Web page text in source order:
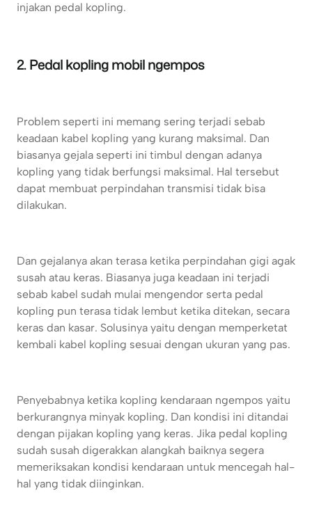
injakan pedal kopling.
2. Pedal kopling mobil ngempos
Problem seperti ini memang sering terjadi sebab
keadaan kabel kopling yang kurang maksimal. Dan
biasanya gejala seperti ini timbul dengan adanya
kopling yang tidak berfungsi maksimal. Hal tersebut
dapat membuat perpindahan transmisi tidak bisa
dilakukan.
Dan gejalanya akan terasa ketika perpindahan gigi agak
susah atau keras. Biasanya juga keadaan ini terjadi
sebab kabel sudah mulai mengendor serta pedal
kopling pun terasa tidak lembut ketika ditekan, secara
keras dan kasar. Solusinya yaitu dengan memperketat
kembali kabel kopling sesuai dengan ukuran yang pas.
Penyebabnya ketika kopling kendaraan ngempos yaitu
berkurangnya minyak kopling. Dan kondisi ini ditandai
dengan pijakan kopling yang keras. Jika pedal kopling
sudah susah digerakkan alangkah baiknya segera
memeriksakan kondisi kendaraan untuk mencegah hal-
hal yang tidak diinginkan.